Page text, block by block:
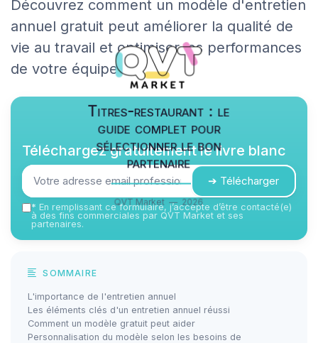
Découvrez comment un modèle d'entretien
annuel gratuit peut améliorer la qualité de
vie au travail et optimiser les performances
de votre équipe.
Titres-restaurant : le
guide complet pour
sélectionner le bon
partenaire
QVT Market — 2026
Téléchargez gratuitement le livre blanc
➔ Télécharger
* En remplissant ce formulaire, j’accepte d’être contacté(e)
à des fins commerciales par QVT Market et ses
partenaires.
SOMMAIRE
L'importance de l'entretien annuel
Les éléments clés d'un entretien annuel réussi
Comment un modèle gratuit peut aider
Personnalisation du modèle selon les besoins de